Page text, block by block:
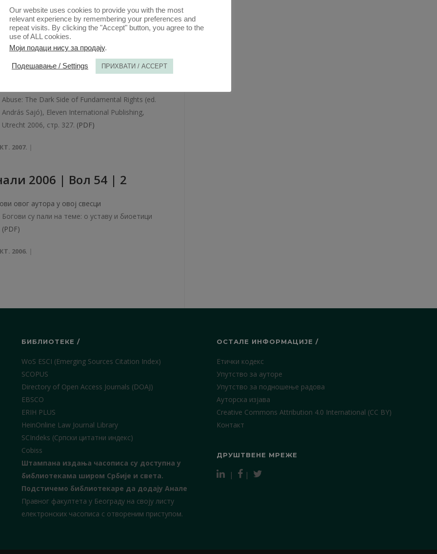
2007.
2007 | Вол 55 | 2
Abuse: The Dark Side of Fundamental Rights (еd.
András Sajó), Eleven International Publishing,
Utrecht 2006, стр. 327. (PDF)
2007.
2006 | Вол 54 | 2
овог аутора у овој свесци
Богови су пали на теме: о уставу и биоетици
(PDF)
2006.
БИБЛИОТЕКЕ /
WoS ESCI (Emerging Sources Citation Index)
SCOPUS
Directory of Open Access Journals (DOAJ)
EBSCO
ERIH PLUS
HeinOnline Law Journal Library
SCIndeks (Српски цитатни индекс)
Cobiss
Штампана издања часописа су доступна у
библиотекама широм Србије и света.
Подстичемо библиотекаре да додају Анале
Правног факултета у Београду на своју листу
електронских часописа с отвореним приступом.
ОСТАЛЕ ИНФОРМАЦИЈЕ /
Етички кодекс
Упутство за ауторе
Упутство за подношење радова
Ауторска изјава
Creative Commons Attribution 4.0 International (CC BY)
Контакт
ДРУШТВЕНЕ МРЕЖЕ
| |
Our website uses cookies to provide you with the most
relevant experience by remembering your preferences and
repeat visits. By clicking the "Accept" button, you agree to the
use of ALL cookies.
Моји подаци нису за продају.
Подешавање / Settings ПРИХВАТИ / ACCEPT